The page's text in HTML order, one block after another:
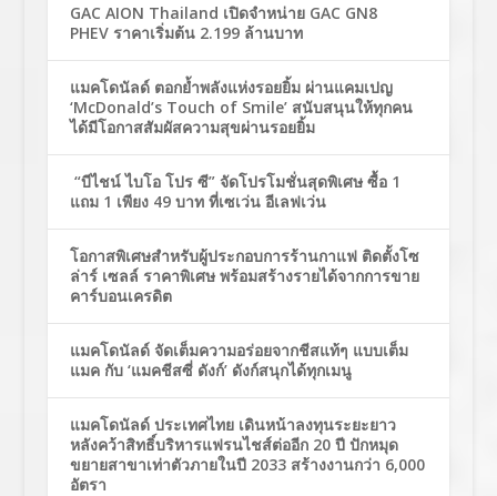
GAC AION Thailand เปิดจำหน่าย GAC GN8
PHEV ราคาเริ่มต้น 2.199 ล้านบาท
แมคโดนัลด์ ตอกย้ำพลังแห่งรอยยิ้ม ผ่านแคมเปญ
‘McDonald’s Touch of Smile’ สนับสนุนให้ทุกคน
ได้มีโอกาสสัมผัสความสุขผ่านรอยยิ้ม
“บีไชน์ ไบโอ โปร ซี” จัดโปรโมชั่นสุดพิเศษ ซื้อ 1
แถม 1 เพียง 49 บาท ที่เซเว่น อีเลฟเว่น
โอกาสพิเศษสำหรับผู้ประกอบการร้านกาแฟ ติดตั้งโซ
ล่าร์ เซลล์ ราคาพิเศษ พร้อมสร้างรายได้จากการขาย
คาร์บอนเครดิต
แมคโดนัลด์ จัดเต็มความอร่อยจากชีสแท้ๆ แบบเต็ม
แมค กับ ‘แมคชีสซี่ ดังก์’ ดังก์สนุกได้ทุกเมนู
แมคโดนัลด์ ประเทศไทย เดินหน้าลงทุนระยะยาว
หลังคว้าสิทธิ์บริหารแฟรนไชส์ต่ออีก 20 ปี ปักหมุด
ขยายสาขาเท่าตัวภายในปี 2033 สร้างงานกว่า 6,000
อัตรา